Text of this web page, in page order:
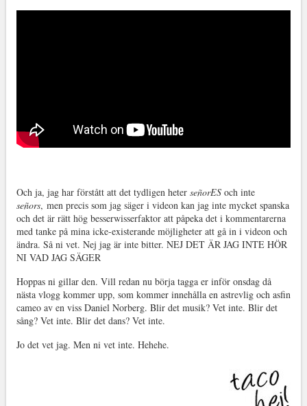
Och ja, jag har förstått att det tydligen heter señorES och inte
señors, men precis som jag säger i videon kan jag inte mycket spanska
och det är rätt hög besserwisserfaktor att påpeka det i kommentarerna
med tanke på mina icke-existerande möjligheter att gå in i videon och
ändra. Så ni vet. Nej jag är inte bitter. NEJ DET ÄR JAG INTE HÖR
NI VAD JAG SÄGER
Hoppas ni gillar den. Vill redan nu börja tagga er inför onsdag då
nästa vlogg kommer upp, som kommer innehålla en astrevlig och asfin
cameo av en viss Daniel Norberg. Blir det musik? Vet inte. Blir det
sång? Vet inte. Blir det dans? Vet inte.
Jo det vet jag. Men ni vet inte. Hehehe.